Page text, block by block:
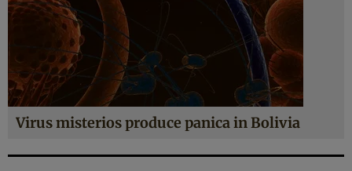
Virus misterios produce panica in Bolivia